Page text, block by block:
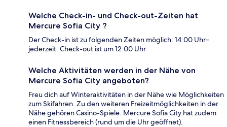
Welche Check-in- und Check-out-Zeiten hat
Mercure Sofia City ?
Der Check-in ist zu folgenden Zeiten möglich: 14:00 Uhr–
jederzeit. Check-out ist um 12:00 Uhr.
Welche Aktivitäten werden in der Nähe von
Mercure Sofia City angeboten?
Freu dich auf Winteraktivitäten in der Nähe wie Möglichkeiten
zum Skifahren. Zu den weiteren Freizeitmöglichkeiten in der
Nähe gehören Casino-Spiele. Mercure Sofia City hat zudem
einen Fitnessbereich (rund um die Uhr geöffnet).